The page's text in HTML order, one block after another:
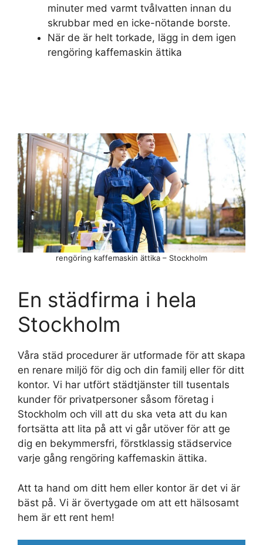
minuter med varmt tvålvatten innan du
skrubbar med en icke-nötande borste.
När de är helt torkade, lägg in dem igen
rengöring kaffemaskin ättika
En städfirma i hela
Stockholm
Våra städ procedurer är utformade för att skapa
en renare miljö för dig och din familj eller för ditt
kontor. Vi har utfört städtjänster till tusentals
kunder för privatpersoner såsom företag i
Stockholm och vill att du ska veta att du kan
fortsätta att lita på att vi går utöver för att ge
dig en bekymmersfri, förstklassig städservice
varje gång rengöring kaffemaskin ättika.
Att ta hand om ditt hem eller kontor är det vi är
bäst på. Vi är övertygade om att ett hälsosamt
hem är ett rent hem!
rengöring kaffemaskin ättika – Stockholm